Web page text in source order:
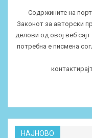
Содржините на
Законот за авторски
делови од овој веб
потребна е писмена
НАЈНОВО